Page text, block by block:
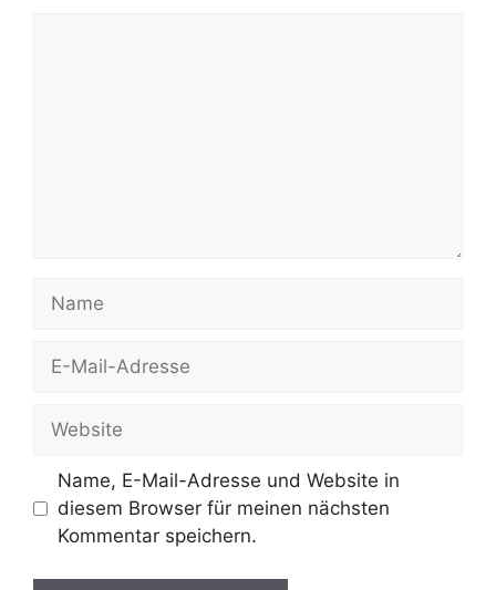
Name
Website
Name, E-Mail-Adresse und Website in
diesem Browser für meinen nächsten
Kommentar speichern.